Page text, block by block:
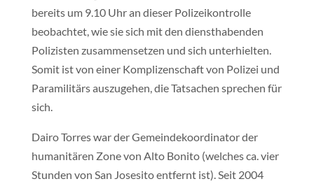
bereits um 9.10 Uhr an dieser Polizeikontrolle
beobachtet, wie sie sich mit den diensthabenden
Polizisten zusammensetzen und sich unterhielten.
Somit ist von einer Komplizenschaft von Polizei und
Paramilitärs auszugehen, die Tatsachen sprechen für
sich.
Dairo Torres war der Gemeindekoordinator der
humanitären Zone von Alto Bonito (welches ca. vier
Stunden von San Josesito entfernt ist). Seit 2004